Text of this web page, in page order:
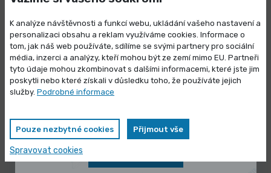
156,00 Kč/ ks
188,76 Kč s DPH
Vybrat variantu
K analýze návštěvnosti a funkcí webu, ukládání vašeho nastavení a
personalizaci obsahu a reklam využíváme cookies. Informace o
tom, jak náš web používáte, sdílíme se svými partnery pro sociální
média, inzerci a analýzy, kteří mohou být ze zemí mimo EU. Partneři
tyto údaje mohou zkombinovat s dalšími informacemi, které jste jim
poskytli nebo které získali v důsledku toho, že používáte jejich
služby. Podrobné informace
Pouze nezbytné cookies Přijmout vše
Spravovat cookies
Výprodej skladových zásob
Vybrané produkty nyní pořídíte za